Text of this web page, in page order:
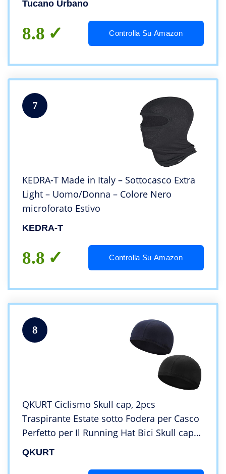
Tucano Urbano
8.8 Controlla Su Amazon
7
KEDRA-T Made in Italy – Sottocasco Extra
Light – Uomo/Donna – Colore Nero
microforato Estivo
KEDRA-T
8.8 Controlla Su Amazon
8
QKURT Ciclismo Skull cap, 2pcs
Traspirante Estate sotto Fodera per Casco
Perfetto per Il Running Hat Bici Skull cap
Berretto Sportivo
QKURT